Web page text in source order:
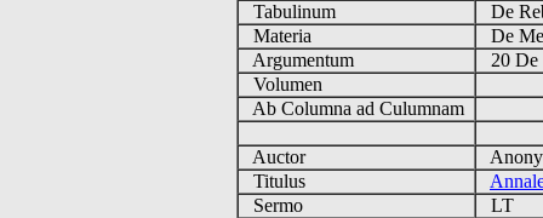
Tabulinum
De
Materia
De
Argumentum
20
Volumen
Ab Columna ad Culumnam
Auctor
Titulus
Sermo
LT